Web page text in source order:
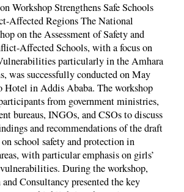
Workshop Strengthens Safe Schools
Affected Regions The National
on the Assessment of Safety and
Affected Schools, with a focus on
particularly in the Amhara
was successfully conducted on May
Hotel in Addis Ababa. The workshop
from government ministries,
bureaus, INGOs, and CSOs to discuss
and recommendations of the draft
on school safety and protection in
with particular emphasis on girls’
During the workshop,
Consultancy presented the key